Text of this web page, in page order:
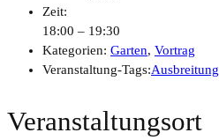
Zeit:
18:00 – 19:30
Kategorien: Garten, Vortrag
Veranstaltung-Tags:Ausbreitung
Veranstaltungsort